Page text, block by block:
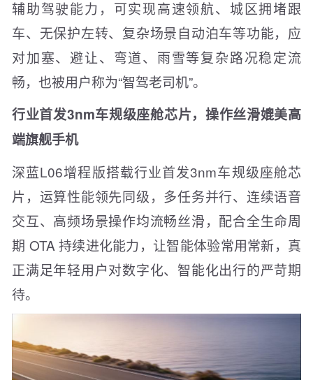
辅助驾驶能力，可实现高速领航、城区拥堵跟
车、无保护左转、复杂场景自动泊车等功能，应
对加塞、避让、弯道、雨雪等复杂路况稳定流
畅，也被用户称为“智驾老司机”。
行业首发3nm车规级座舱芯片，操作丝滑媲美高
端旗舰手机
深蓝L06增程版搭载行业首发3nm车规级座舱芯
片，运算性能领先同级，多任务并行、连续语音
交互、高频场景操作均流畅丝滑，配合全生命周
期 OTA 持续进化能力，让智能体验常用常新，真
正满足年轻用户对数字化、智能化出行的严苛期
待。